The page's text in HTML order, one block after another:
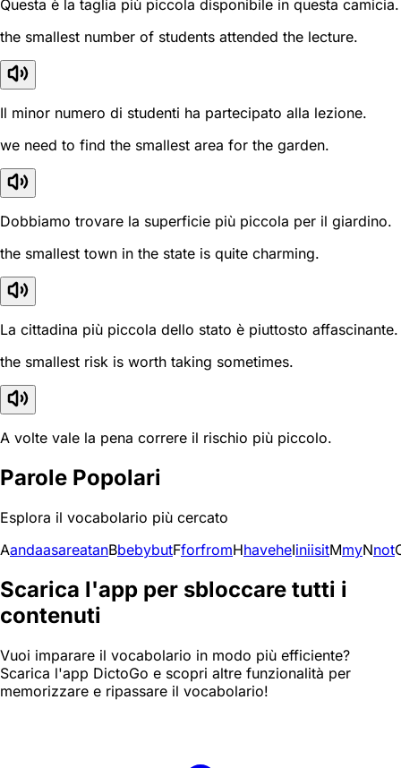
Questa è la taglia più piccola disponibile in questa camicia.
the smallest number of students attended the lecture.
Il minor numero di studenti ha partecipato alla lezione.
we need to find the smallest area for the garden.
Dobbiamo trovare la superficie più piccola per il giardino.
the smallest town in the state is quite charming.
La cittadina più piccola dello stato è piuttosto affascinante.
the smallest risk is worth taking sometimes.
A volte vale la pena correre il rischio più piccolo.
Parole Popolari
Esplora il vocabolario più cercato
AandaasareatanBbebybutFforfromHhaveheIiniisitMmyNnot
Scarica l'app per sbloccare tutti i
contenuti
Vuoi imparare il vocabolario in modo più efficiente?
Scarica l'app DictoGo e scopri altre funzionalità per
memorizzare e ripassare il vocabolario!